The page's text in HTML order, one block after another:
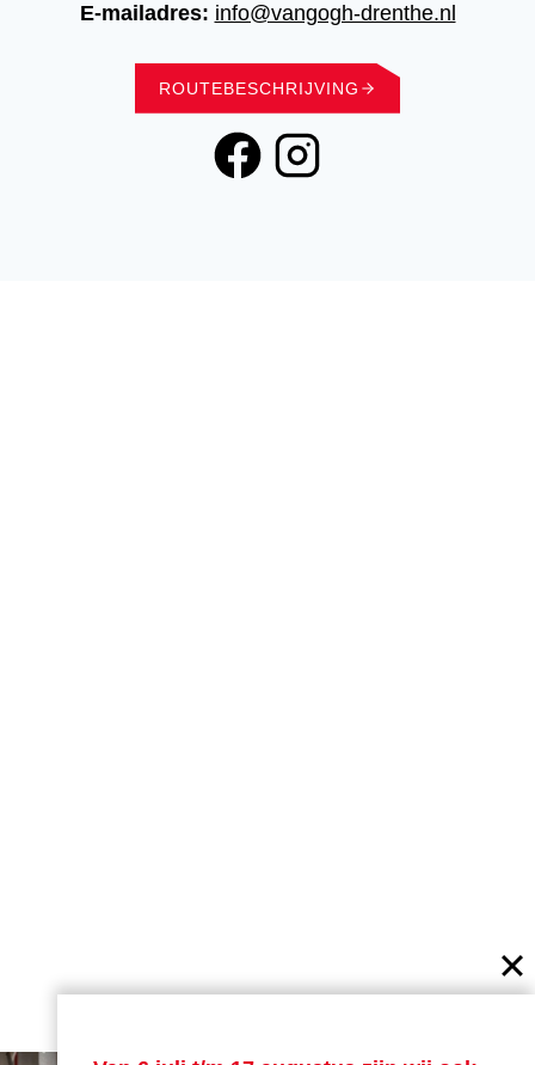
E-mailadres: info@vangogh-drenthe.nl
ROUTEBESCHRIJVING